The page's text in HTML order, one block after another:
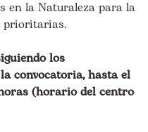
en la Naturaleza para la
prioritarias.
los
convocatoria, hasta el
(horario del centro